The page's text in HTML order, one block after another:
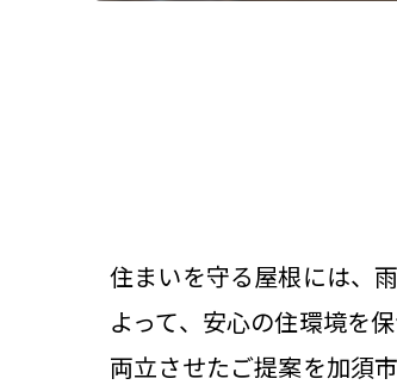
住まいを守る屋根には、
よって、安心の住環境を
両立させたご提案を加須